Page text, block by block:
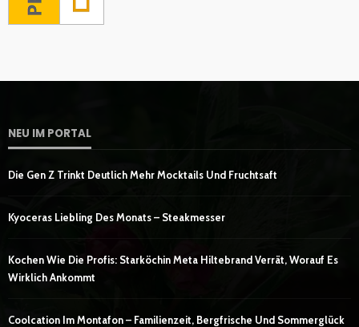
NEU IM PORTAL
Die Gen Z Trinkt Deutlich Mehr Mocktails Und Fruchtsaft
Kyoceras Liebling Des Monats – Steakmesser
Kochen Wie Die Profis: Starköchin Meta Hiltebrand Verrät, Worauf Es
Wirklich Ankommt
Coolcation Im Montafon – Familienzeit, Bergfrische Und Sommerglück